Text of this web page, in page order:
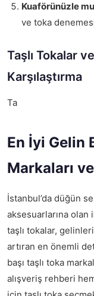
Kuaförünüzle
ve toka
Taşlı Tokalar
Karşılaştırma
Ta
En İyi Gelin
Markaları
İstanbul’da düğün
aksesuarlarına olan
taşlı tokalar,
artıran en önemli
başı taşlı toka
alışveriş rehberi